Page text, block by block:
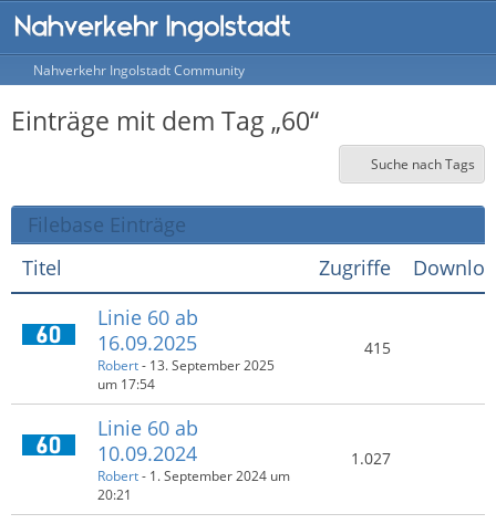
Nahverkehr Ingolstadt Community
Einträge mit dem Tag „60“
Suche nach Tags
Filebase Einträge
Titel
Zugriffe
Linie 60 ab
16.09.2025
Robert- 13. September 2025
um 17:54
415
Linie 60 ab
10.09.2024
Robert- 1. September 2024 um
20:21
1.027